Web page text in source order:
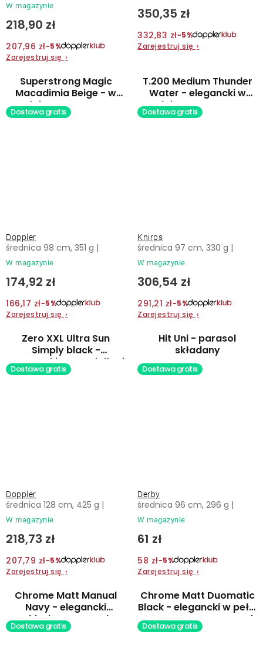
W magazynie
218,90 zł
207,96 zł−5%
Zarejestruj się ›
350,35 zł
332,83 zł−5%
Zarejestruj się ›
Superstrong Magic
Macadimia Beige - w
pełni automatyczny
męski/damski parasol
Dostawa gratis
Doppler
W magazynie
174,92 zł
166,17 zł−5%
Zarejestruj się ›
średnica 98 cm, 351 g |
T.200 Medium Thunder
Water - elegancki w
pełni automatyczny
parasol
Dostawa gratis
Knirps
W magazynie
306,54 zł
291,21 zł−5%
Zarejestruj się ›
średnica 97 cm, 330 g |
Zero XXL Ultra Sun
Simply black -
partnerski parasol długi
Dostawa gratis
Doppler
W magazynie
218,73 zł
207,79 zł−5%
Zarejestruj się ›
średnica 128 cm, 425 g |
Hit Uni - parasol
składany
Dostawa gratis
Derby
W magazynie
61 zł
58 zł−5%
Zarejestruj się ›
średnica 96 cm, 296 g |
Chrome Matt Manual
Navy - elegancki
składany parasol
Dostawa gratis
Chrome Matt Duomatic
Black - elegancki w pełni
automatyczny parasol
Dostawa gratis